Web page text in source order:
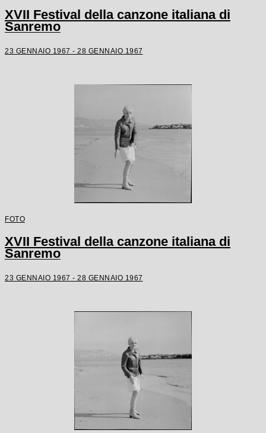
XVII Festival della canzone italiana di
Sanremo
23 GENNAIO 1967 - 28 GENNAIO 1967
FOTO
XVII Festival della canzone italiana di
Sanremo
23 GENNAIO 1967 - 28 GENNAIO 1967